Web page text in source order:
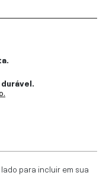
para incluir em sua